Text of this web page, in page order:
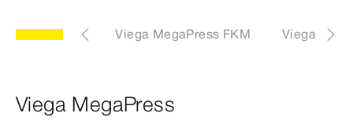
MegaPressG Viega MegaPress FKM Viega
Viega MegaPress